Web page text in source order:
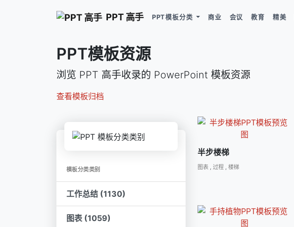
PPT 高手 PPT模板分类 商业 会议 教育 精美
PPT模板资源
浏览 PPT 高手收录的 PowerPoint 模板资源
查看模板归档
模板分类类别
工作总结 (1130)
图表 (1059)
半步楼梯
图表 , 过程 , 楼梯